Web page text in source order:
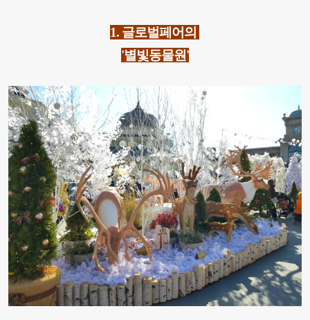
1. 글로벌페어의
'별빛동물원'